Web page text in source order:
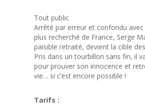
Tout public
​Arrêté par erreur et confondu avec
plus recherché de France, Serge
paisible retraité, devient la cible
Pris dans un tourbillon sans fin, il
pour prouver son innocence et
vie… si c’est encore possible !
Tarifs :